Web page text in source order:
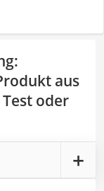
:
aus
oder